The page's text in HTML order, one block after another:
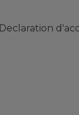
Declaration